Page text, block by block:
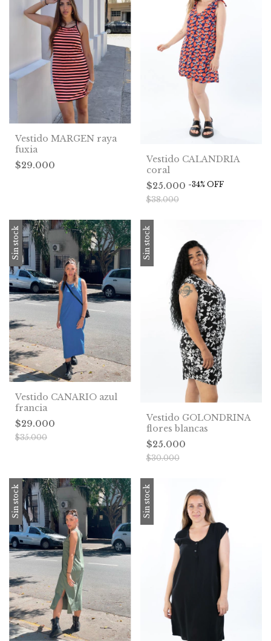
Vestido MARGEN raya
fuxia
$29.000
Vestido CALANDRIA
coral
$25.000 -34% OFF
$38.000
Sin stock
Vestido CANARIO azul
francia
$29.000
$35.000
Sin stock
Vestido GOLONDRINA
flores blancas
$25.000
$30.000
Sin stock Sin stock